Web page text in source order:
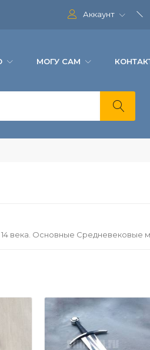
Аккаунт
МОГУ САМ
века. Основные Средневековые